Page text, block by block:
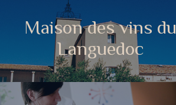
Maison des vins du
Languedoc